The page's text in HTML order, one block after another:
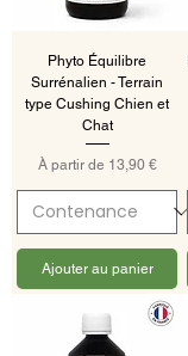
Phyto Équilibre
Surrénalien - Terrain
type Cushing Chien et
Chat
À partir de 13,90 €
Prix promotionnel
Ajouter au panier